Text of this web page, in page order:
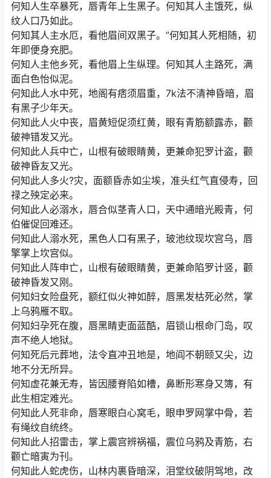
何知人生卒暴死，唇青年上生黑子。何知其人主饿死，纵
纹人口乃如此。
何知其人主水厄，看他眉间双黑子。”何知其人死相随，初
年即便身充肥。
何知人主他乡死，看他眉上生纵理。何知其人主路死，满
面白色怡似泥。
何知此人水中死，地阁有痞须眉重，7k法不清神昏暗，眉
有黑子少年天。
何知此人火中丧，眉黄短促须红黄，眼有青筋额露赤，颧
破神错发又光。
何知此人兵中亡，山根有破眼睛黄，更兼命犯罗计盗，颧
破神昏友又光。
何知此人多火?灾，面额昏赤如尘埃，准头红气直侵寿，回
禄之殃定必来。
何知此人必溺水，唇合似茎青人口，天中通暗光殿青，何
伯催促回难还。
何知此人溺水死，黑色人口有黑子，玻池纹现坎宫乌，唇
擎掌上坎宫似。
何知此人阵申亡，山根有破眼睛黄，更兼命陷罗计竖，颧
破神昏发又刚。
何知妇女险盘死，额红似火神如醉，唇黑发枯死必然，掌
上乌鸦雁不取。
何知妇孕死在腹，唇黑睛吏面蓝酷，眉锁山根命门岛，叹
声不绝人地狱。
何知死后元葬地，法令直冲丑地是，地阎不朝颐又尖，边
地不分无所异。
何知虚花兼无寿，皆因腰脊陷如槽，鼻断形寒身又簿，有
此生相定难光。
何知此人死非命，唇寒眼白心窝毛，眼申罗网掌中骨，若
有绳纹自统终。
何知此人招雷击，掌上震宫辨祸福，震位乌鸦及青筋，右
颧亡暗寅为刊。
何知此人蛇虎伤，山林内裹昏暗深，泪堂纹破阴驾地，改